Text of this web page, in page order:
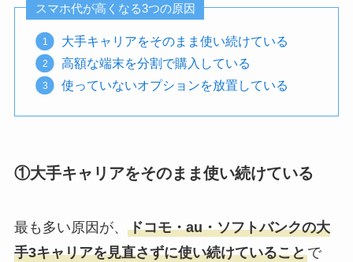
スマホ代が高くなる3つの原因
大手キャリアをそのまま使い続けている
高額な端末を分割で購入している
使っていないオプションを放置している
①大手キャリアをそのまま使い続けている
最も多い原因が、 ドコモ・au・ソフトバンクの大
手3キャリアを見直さずに使い続けていることで